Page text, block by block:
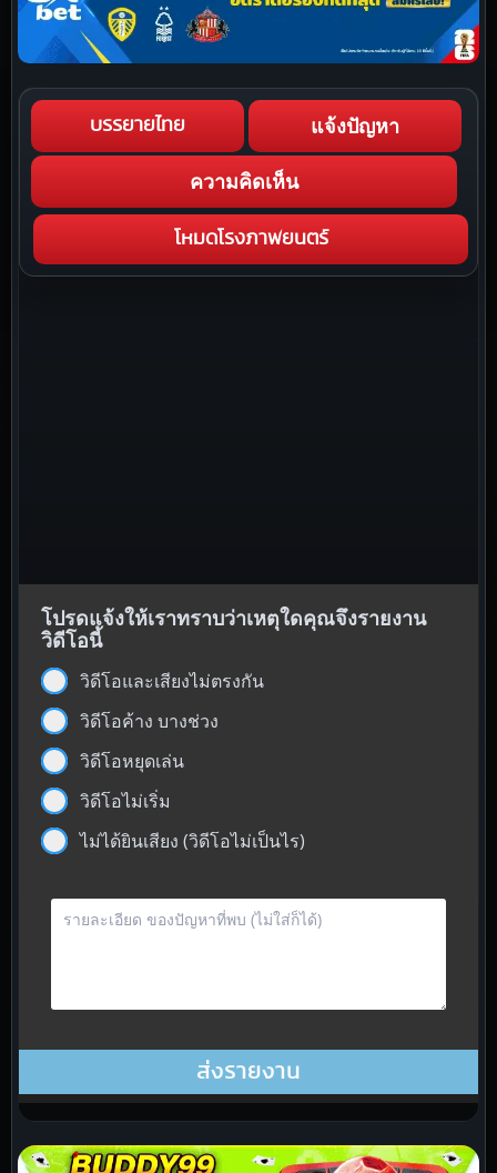
บรรยายไทย แจ้งปัญหา
ความคิดเห็น
โหมดโรงภาพยนตร์
โปรดแจ้งให้เราทราบว่าเหตุใดคุณจึงรายงาน
วิดีโอนี้
วิดีโอและเสียงไม่ตรงกัน
วิดีโอค้าง บางช่วง
วิดีโอหยุดเล่น
วิดีโอไม่เริ่ม
ไม่ได้ยินเสียง (วิดีโอไม่เป็นไร)